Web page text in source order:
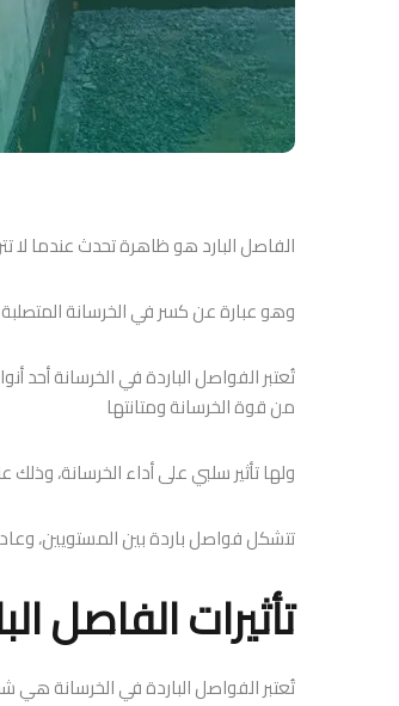
الفاصل البارد هو ظاهرة تحدث عندما لا
وهو عبارة عن كسر في الخرسانة المتصلبة
تُعتبر الفواصل الباردة في الخرسانة أحد
من قوة الخرسانة ومتانتها
ولها تأثير سلبي على أداء الخرسانة، وذلك
تتشكل فواصل باردة بين المستويين،
تأثيرات الفاصل
تُعتبر الفواصل الباردة في الخرسانة